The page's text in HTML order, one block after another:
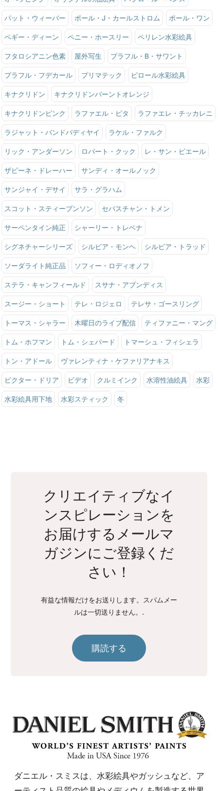
パット・ウィーバー ポール・J・カールストロム ポール・ワン
ペギー・ディーン ペニー・ホースリー ペリレン水彩絵具
フタロシアニン色素 屋外写生 プラフル・B・サワント
プラフル・フデカール プリマテック ピロール水彩絵具
キナクリドン キナクリドンバーントオレンジ
キナクリドンピンク ラファエル・ピタ ラファエレ・チッカレニ
ラジャット・バンドパディヤイ ラケル・ファルク
リック・アンダーソン ロバート・クック レ・サン・ピエール
ザビーネ・ドレーハー サンディ・オールノック
サンジャイ・デサイ サラ・グラハム
スコット・スティーブンソン セバスチャン・トメン
サーペンタイン純正 シャーリー・トレベナ
シグネチャーシリーズ シルビア・モンヘ シルビア・トラッド
ソーダライト純正品 ソフィー・ロディオノフ
ステラ・キャンフィールド スサナ・アブンディス
スージー・ショート テレ・ロジェロ テレサ・ゴースリング
トーマス・シャラー 木曜日のライブ配信 ティファニー・マング
トム・ホフマン トム・シェパード トマーシュ・フィシェラ
トン・アドール ヴァレンティナ・ケファリアナキス
ビクター・ドリア ビデオ クルミインク 水溶性油絵具 水彩
水彩絵具用下地 水彩スティック 冬
クリエイティブなイ
ンスピレーションを
お届けするメールマ
ガジンにご登録くだ
さい！
有益な情報だけをお送りします。スパムメー
ルは一切送りません。.
購読する
ダニエル・スミスは、水彩絵具やガッシュなど、ア